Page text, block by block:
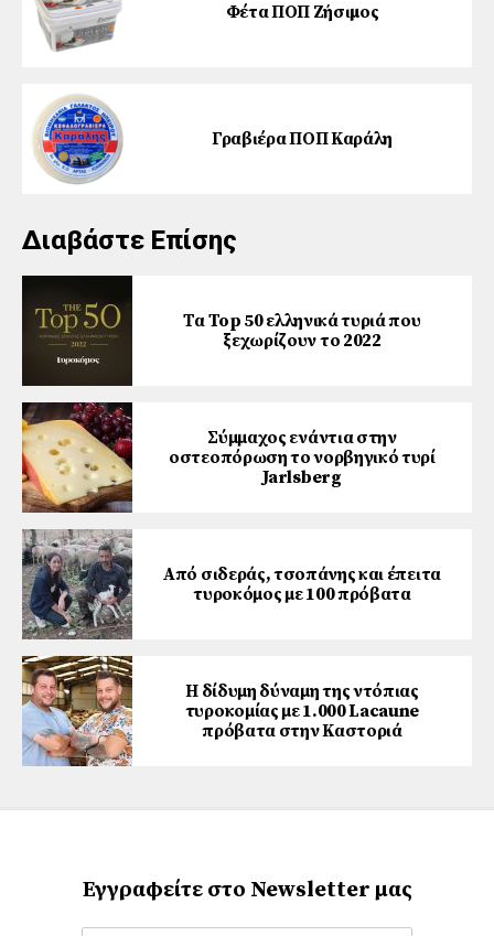
Φέτα ΠΟΠ Ζήσιµος
Γραβιέρα ΠΟΠ Καράλη
Διαβάστε Επίσης
Τα Top 50 ελληνικά τυριά που
ξεχωρίζουν το 2022
Σύμμαχος ενάντια στην
οστεοπόρωση το νορβηγικό τυρί
Jarlsberg
Από σιδεράς, τσοπάνης και έπειτα
τυροκόμος με 100 πρόβατα
Η δίδυμη δύναμη της ντόπιας
τυροκομίας με 1.000 Lacaune
πρόβατα στην Καστοριά
Εγγραφείτε στο Newsletter μας